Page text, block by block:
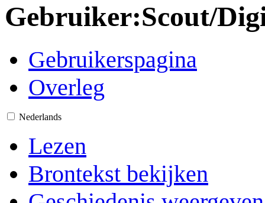
Gebruiker:Scout/
Gebruikerspagina
Overleg
Nederlands
Lezen
Brontekst bekijken